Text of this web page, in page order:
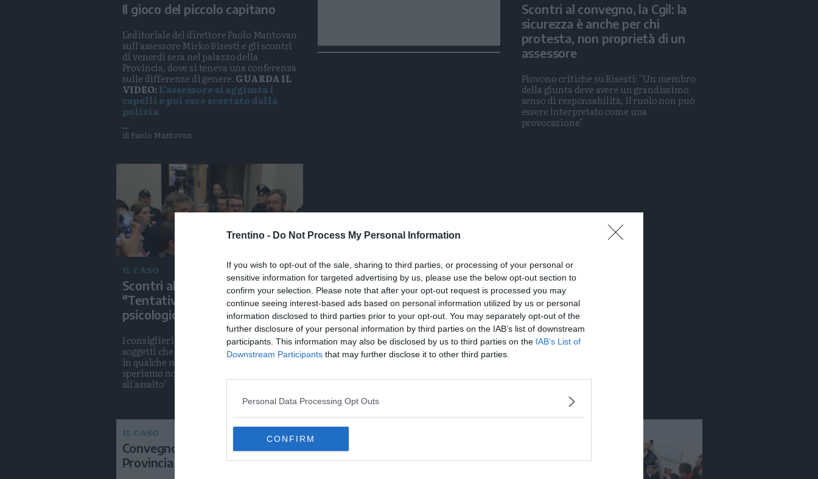
Trentino - Do Not Process My Personal Information
If you wish to opt-out of the sale, sharing to third parties, or processing of your personal or
sensitive information for targeted advertising by us, please use the below opt-out section to
confirm your selection. Please note that after your opt-out request is processed you may
continue seeing interest-based ads based on personal information utilized by us or personal
information disclosed to third parties prior to your opt-out. You may separately opt-out of the
further disclosure of your personal information by third parties on the IAB’s list of downstream
participants. This information may also be disclosed by us to third parties on the IAB’s List of
Downstream Participants that may further disclose it to other third parties.
Personal Data Processing Opt Outs
CONFIRM
Il gioco del piccolo capitano
L'editoriale del direttore Paolo Mantovan
sull'assessore Mirko Bisesti e gli scontri
di venerdì sera nel palazzo della
Provincia, dove si teneva una conferenza
sulle differenze di genere.GUARDA IL
VIDEO:L'assessore si aggiusta i
capelli e poi esce scortato dalla
polizia
di Paolo Mantovan
Scontri al convegno, la Cgil: la
sicurezza è anche per chi
protesta, non proprietà di un
assessore
Piovono critiche su Bisesti: "Un membro
della giunta deve avere un grandissimo
senso di responsabilità, il ruolo non può
essere interpretato come una
provocazione"
IL CASO
Scontri al convegno, la Lega:
"Tentativo di golpe
psicologico"
I consiglieri Cavada e Job: "C'erano
soggetti che dovrebbero rappresentare
in qualche modo le istituzioni e che
speriamo non abbiano aizzato
all'assalto"
IL CASO
Convegno sulle diversità di genere, scontro nel palazzo della
Provincia